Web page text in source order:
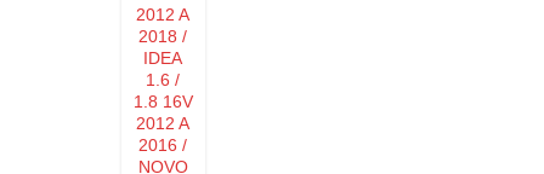
2012 A
2018 /
IDEA
1.6 /
1.8 16V
2012 A
2016 /
NOVO